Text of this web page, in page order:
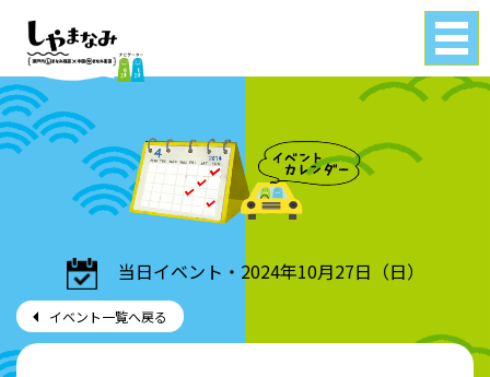
Tog
gle
navi
gati
当日イベント・2024年10月27日（日）
イベント一覧へ戻る